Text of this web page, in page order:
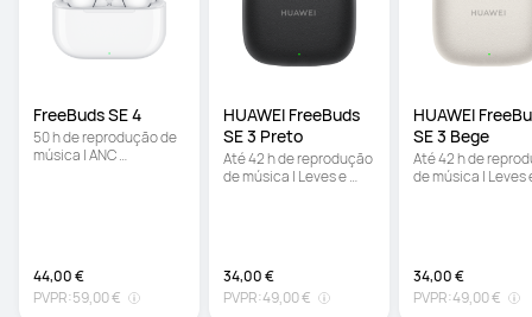
FreeBuds SE 4
50 h de reprodução de
música | ANC
44,00 €
PVPR:59,00 €
HUAWEI FreeBuds
SE 3 Preto
Até 42 h de reprodução
de música | Leves e
34,00 €
PVPR:49,00 €
HUAWEI
SE 3 Bege
Até 42 h de
de música | Leves
34,00 €
PVPR:49,00 €